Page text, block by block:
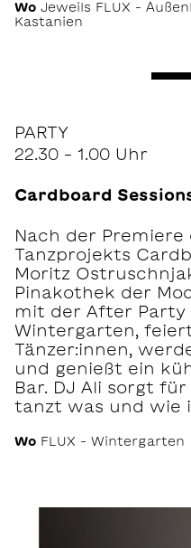
Wo Jeweils FLUX –
Kastanien
PARTY
22.30 – 1.00 Uhr
Cardboard
Nach der Premiere
Tanzprojekts
Moritz
Pinakothek der
mit der After Party
Wintergarten,
Tänzer:innen,
und genießt ein
Bar. DJ Ali sorgt
tanzt was und wie
Wo FLUX – Wintergarten